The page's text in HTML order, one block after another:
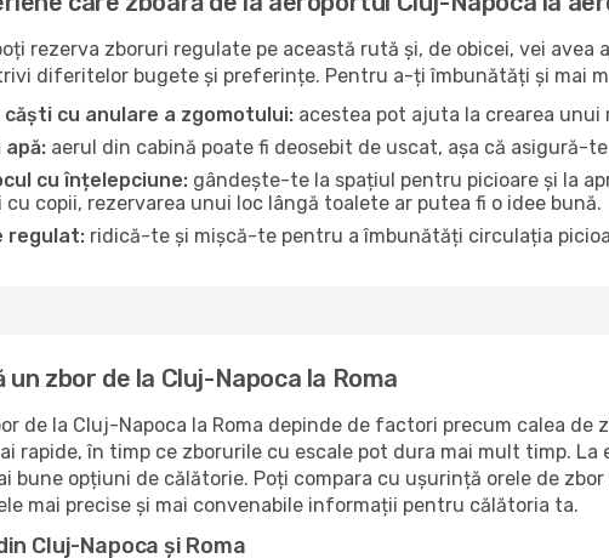
rezerva zboruri regulate pe această rută și, de obicei, vei
diferitelor bugete și preferințe. Pentru a-ți îmbunătăți și mai
cu anulare a zgomotului: acestea pot ajuta la crearea
apă: aerul din cabină poate fi deosebit de uscat, așa că asigură-
cu înțelepciune: gândește-te la spațiul pentru picioare și la
copii, rezervarea unui loc lângă toalete ar putea fi o idee bună.
regulat: ridică-te și mișcă-te pentru a îmbunătăți circulația
un zbor de la Cluj-Napoca la Roma
de la Cluj-Napoca la Roma depinde de factori precum calea de
rapide, în timp ce zborurile cu escale pot dura mai mult timp.
bune opțiuni de călătorie. Poți compara cu ușurință orele de
mai precise și mai convenabile informații pentru călătoria ta.
Cluj-Napoca și Roma